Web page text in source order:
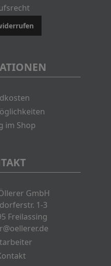
im Shop
GmbH
1-3
Freilassing